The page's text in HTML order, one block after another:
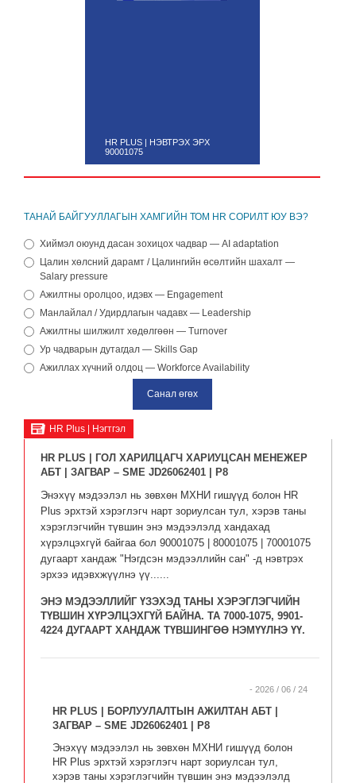
HR PLUS | НЭВТРЭХ ЭРХ
90001075
ТАНАЙ БАЙГУУЛЛАГЫН ХАМГИЙН ТОМ HR СОРИЛТ ЮУ ВЭ?
Хиймэл оюунд дасан зохицох чадвар — AI adaptation
Цалин хөлсний дарамт / Цалингийн өсөлтийн шахалт —
Salary pressure
Ажилтны оролцоо, идэвх — Engagement
Манлайлал / Удирдлагын чадавх — Leadership
Ажилтны шилжилт хөдөлгөөн — Turnover
Ур чадварын дутагдал — Skills Gap
Ажиллах хүчний олдоц — Workforce Availability
HR Plus | Нэгтгэл
HR PLUS | ГОЛ ХАРИЛЦАГЧ ХАРИУЦСАН МЕНЕЖЕР
АБТ | ЗАГВАР – SME JD26062401 | P8
Энэхүү мэдээлэл нь зөвхөн МХНИ гишүүд болон HR
Plus эрхтэй хэрэглэгч нарт зориулсан тул, хэрэв таны
хэрэглэгчийн түвшин энэ мэдээлэлд хандахад
хүрэлцэхгүй байгаа бол 90001075 | 80001075 | 70001075
дугаарт хандаж "Нэгдсэн мэдээллийн сан" -д нэвтрэх
эрхээ идэвхжүүлнэ үү......
ЭНЭ МЭДЭЭЛЛИЙГ ҮЗЭХЭД ТАНЫ ХЭРЭГЛЭГЧИЙН
ТҮВШИН ХҮРЭЛЦЭХГҮЙ БАЙНА. ТА 7000-1075, 9901-
4224 ДУГААРТ ХАНДАЖ ТҮВШИНГӨӨ НЭМҮҮЛНЭ ҮҮ.
- 2026 / 06 / 24
HR PLUS | БОРЛУУЛАЛТЫН АЖИЛТАН АБТ |
ЗАГВАР – SME JD26062401 | P8
Энэхүү мэдээлэл нь зөвхөн МХНИ гишүүд болон
HR Plus эрхтэй хэрэглэгч нарт зориулсан тул,
хэрэв таны хэрэглэгчийн түвшин энэ мэдээлэлд